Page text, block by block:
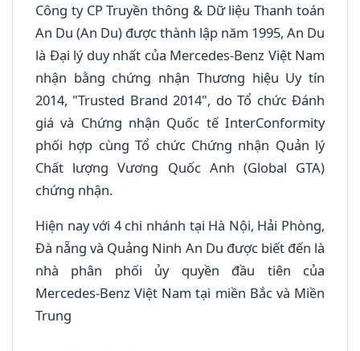
Công ty CP Truyền thông & Dữ liệu Thanh toán
An Du (An Du) được thành lập năm 1995, An Du
là Đại lý duy nhất của Mercedes-Benz Việt Nam
nhận bằng chứng nhận Thương hiệu Uy tín
2014, "Trusted Brand 2014", do Tổ chức Đánh
giá và Chứng nhận Quốc tế InterConformity
phối hợp cùng Tổ chức Chứng nhận Quản lý
Chất lượng Vương Quốc Anh (Global GTA)
chứng nhận.
Hiện nay với 4 chi nhánh tại Hà Nội, Hải Phòng,
Đà nẵng và Quảng Ninh An Du được biết đến là
nhà phân phối ủy quyền đầu tiên của
Mercedes-Benz Việt Nam tại miền Bắc và Miền
Trung